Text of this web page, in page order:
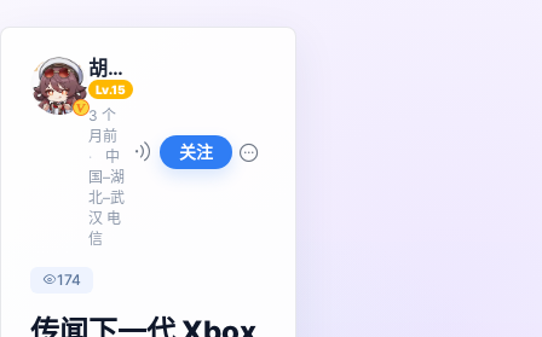
胡桃
Lv.15
3 个
月前
中
国–湖
北–武
汉 电
信
关注
174